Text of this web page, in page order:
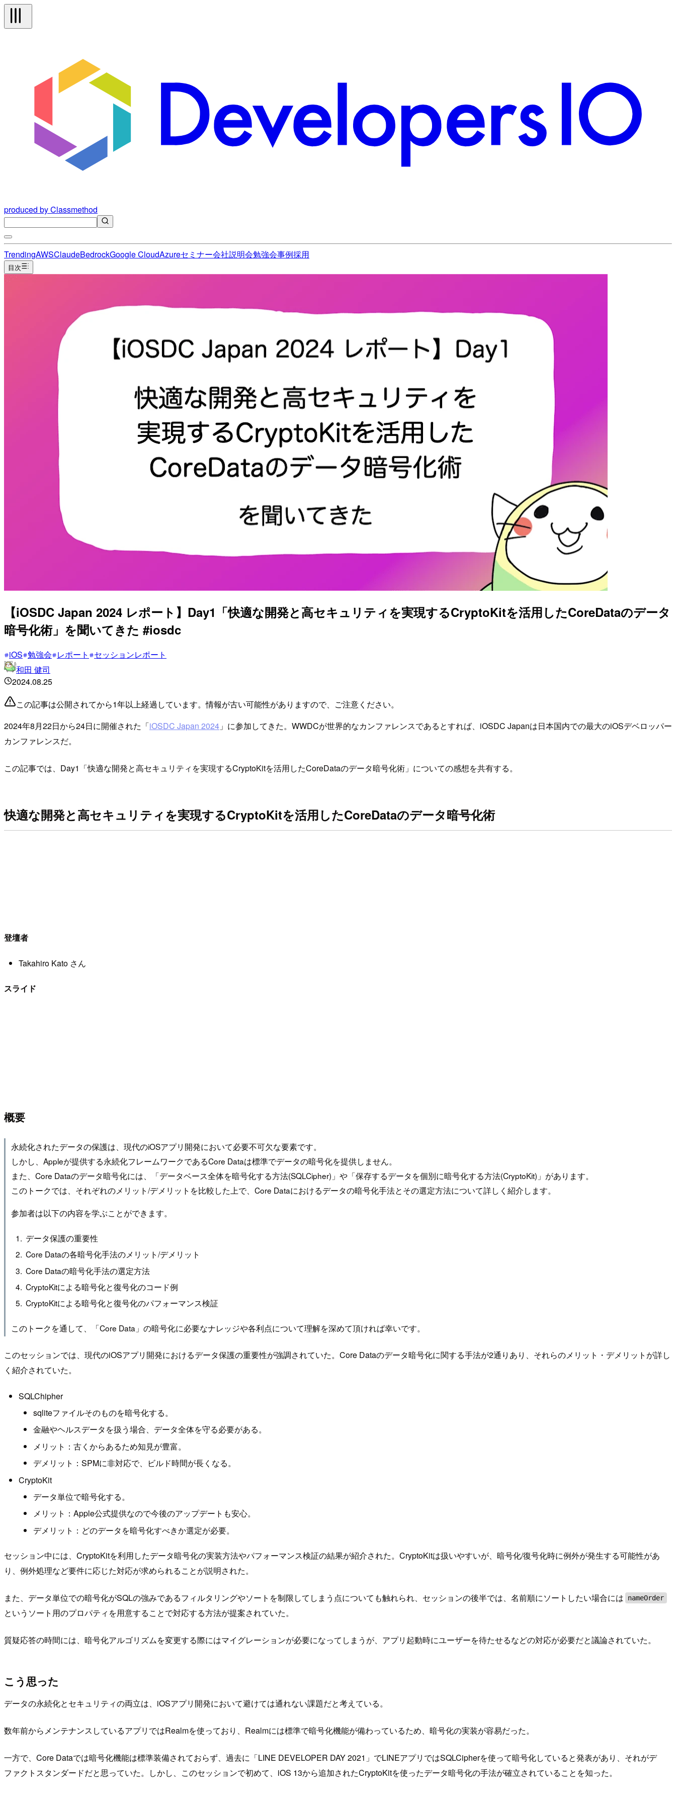
produced by Classmethod
TrendingAWSClaudeBedrockGoogle CloudAzureセミナー会社説明会勉強会事例採用
目次
【iOSDC Japan 2024 レポート】Day1「快適な開発と高セキュリティを実現するCryptoKitを活用したCoreDataのデータ
暗号化術」を聞いてきた #iosdc
iOS 勉強会 レポート
セッションレポート
和田 健司
2024.08.25
この記事は公開されてから1年以上経過しています。情報が古い可能性がありますので、ご注意ください。
2024年8月22日から24日に開催された「iOSDC Japan 2024 」に参加してきた。WWDCが世界的なカンファレンスであるとすれば、iOSDC Japanは日本国内での最大のiOSデベロッパー
カンファレンスだ。
この記事では、Day1「快適な開発と高セキュリティを実現するCryptoKitを活用したCoreDataのデータ暗号化術」についての感想を共有する。
快適な開発と高セキュリティを実現するCryptoKitを活用したCoreDataのデータ暗号化術
登壇者
Takahiro Kato さん
スライド
概要
永続化されたデータの保護は、現代のiOSアプリ開発において必要不可欠な要素です。
しかし、Appleが提供する永続化フレームワークであるCore Dataは標準でデータの暗号化を提供しません。
また、Core Dataのデータ暗号化には、「データベース全体を暗号化する方法(SQLCipher)」や「保存するデータを個別に暗号化する方法(CryptoKit)」があります。
このトークでは、それぞれのメリット/デメリットを比較した上で、Core Dataにおけるデータの暗号化手法とその選定方法について詳しく紹介します。
参加者は以下の内容を学ぶことができます。
データ保護の重要性
Core Dataの各暗号化手法のメリット/デメリット
Core Dataの暗号化手法の選定方法
CryptoKitによる暗号化と復号化のコード例
CryptoKitによる暗号化と復号化のパフォーマンス検証
このトークを通して、「Core Data」の暗号化に必要なナレッジや各利点について理解を深めて頂ければ幸いです。
このセッションでは、現代のiOSアプリ開発におけるデータ保護の重要性が強調されていた。Core Dataのデータ暗号化に関する手法が2通りあり、それらのメリット・デメリットが詳し
く紹介されていた。
SQLChipher
sqliteファイルそのものを暗号化する。
金融やヘルスデータを扱う場合、データ全体を守る必要がある。
メリット：古くからあるため知見が豊富。
デメリット：SPMに非対応で、ビルド時間が長くなる。
CryptoKit
データ単位で暗号化する。
メリット：Apple公式提供なので今後のアップデートも安心。
デメリット：どのデータを暗号化すべきか選定が必要。
セッション中には、CryptoKitを利用したデータ暗号化の実装方法やパフォーマンス検証の結果が紹介された。CryptoKitは扱いやすいが、暗号化/復号化時に例外が発生する可能性があ
り、例外処理など要件に応じた対応が求められることが説明された。
また、データ単位での暗号化がSQLの強みであるフィルタリングやソートを制限してしまう点についても触れられ、セッションの後半では、名前順にソートしたい場合には nameOrder
というソート用のプロパティを用意することで対応する方法が提案されていた。
質疑応答の時間には、暗号化アルゴリズムを変更する際にはマイグレーションが必要になってしまうが、アプリ起動時にユーザーを待たせるなどの対応が必要だと議論されていた。
こう思った
データの永続化とセキュリティの両立は、iOSアプリ開発において避けては通れない課題だと考えている。
数年前からメンテナンスしているアプリではRealmを使っており、Realmには標準で暗号化機能が備わっているため、暗号化の実装が容易だった。
一方で、Core Dataでは暗号化機能は標準装備されておらず、過去に「LINE DEVELOPER DAY 2021」でLINEアプリではSQLCipherを使って暗号化していると発表があり、それがデ
ファクトスタンダードだと思っていた。しかし、このセッションで初めて、iOS 13から追加されたCryptoKitを使ったデータ暗号化の手法が確立されていることを知った。